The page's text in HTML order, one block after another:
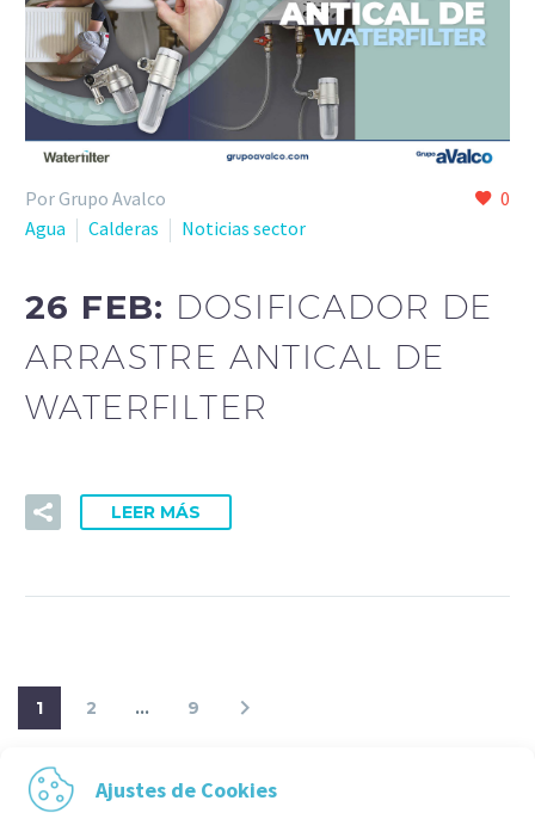
Ajustes de Cookies
0
Por Grupo Avalco
Agua
Calderas Noticias sector
26 FEB: DOSIFICADOR DE
ARRASTRE ANTICAL DE
WATERFILTER
LEER MÁS
1 2 … 9